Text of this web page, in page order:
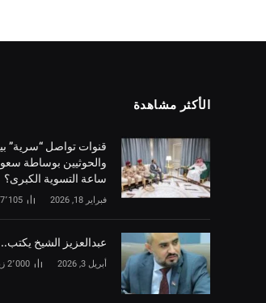
الأكثر مشاهدة
قنوات تواصل “سرية”
والحوثيين بوساطة
ساعة التسوية الكبرى؟
فبراير 18, 2026 7٬105
‏عبدالعزيز الشيخ يكتب..
أبريل 3, 2026 2٬000